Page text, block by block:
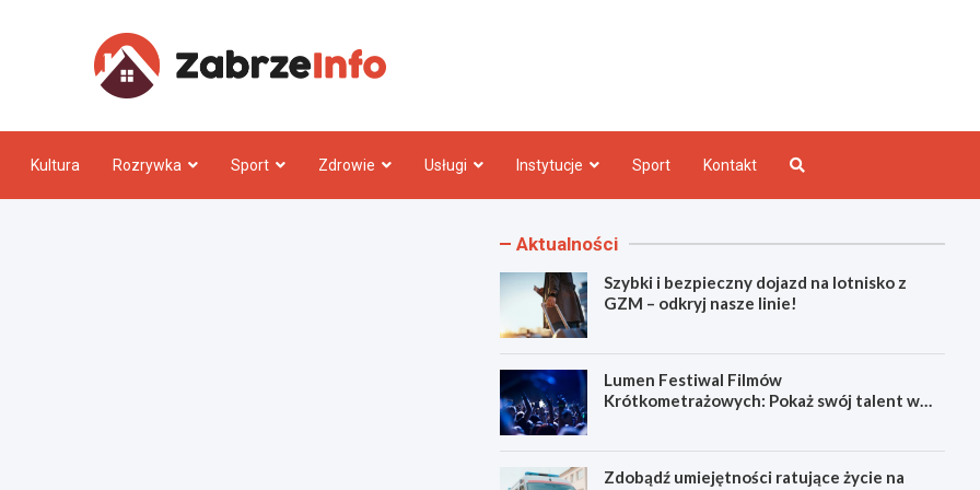
Kultura Rozrywka Sport Zdrowie Usługi Instytucje Sport Kontakt
Aktualności
Szybki i bezpieczny dojazd na lotnisko z
GZM – odkryj nasze linie!
Lumen Festiwal Filmów
Krótkometrażowych: Pokaż swój talent w
Zdobądź umiejętności ratujące życie na